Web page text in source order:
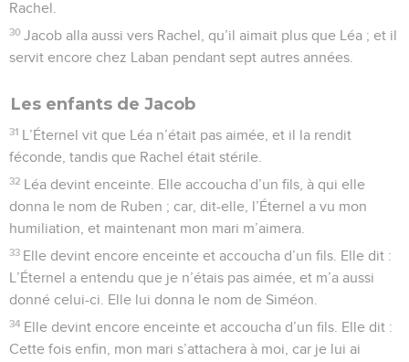
Rachel.
30 Jacob alla aussi vers Rachel, qu’il aimait plus que Léa ; et il
servit encore chez Laban pendant sept autres années.
Les enfants de Jacob
31 L’Éternel vit que Léa n’était pas aimée, et il la rendit
féconde, tandis que Rachel était stérile.
32 Léa devint enceinte. Elle accoucha d’un fils, à qui elle
donna le nom de Ruben ; car, dit-elle, l’Éternel a vu mon
humiliation, et maintenant mon mari m’aimera.
33 Elle devint encore enceinte et accoucha d’un fils. Elle dit :
L’Éternel a entendu que je n’étais pas aimée, et m’a aussi
donné celui-ci. Elle lui donna le nom de Siméon.
34 Elle devint encore enceinte et accoucha d’un fils. Elle dit :
Cette fois enfin, mon mari s’attachera à moi, car je lui ai